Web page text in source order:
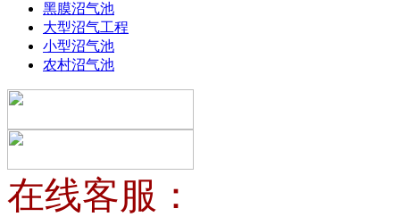
黑膜沼气池
大型沼气工程
小型沼气池
农村沼气池
在线客服：